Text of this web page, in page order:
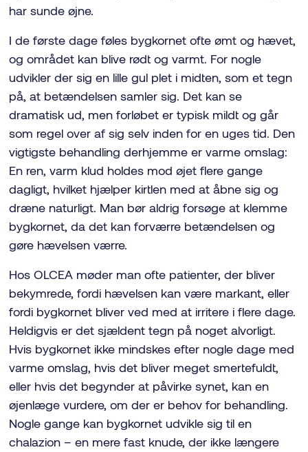
har sunde øjne.
I de første dage føles bygkornet ofte ømt og hævet,
og området kan blive rødt og varmt. For nogle
udvikler der sig en lille gul plet i midten, som et tegn
på, at betændelsen samler sig. Det kan se
dramatisk ud, men forløbet er typisk mildt og går
som regel over af sig selv inden for en uges tid. Den
vigtigste behandling derhjemme er varme omslag:
En ren, varm klud holdes mod øjet flere gange
dagligt, hvilket hjælper kirtlen med at åbne sig og
dræne naturligt. Man bør aldrig forsøge at klemme
bygkornet, da det kan forværre betændelsen og
gøre hævelsen værre.
Hos OLCEA møder man ofte patienter, der bliver
bekymrede, fordi hævelsen kan være markant, eller
fordi bygkornet bliver ved med at irritere i flere dage.
Heldigvis er det sjældent tegn på noget alvorligt.
Hvis bygkornet ikke mindskes efter nogle dage med
varme omslag, hvis det bliver meget smertefuldt,
eller hvis det begynder at påvirke synet, kan en
øjenlæge vurdere, om der er behov for behandling.
Nogle gange kan bygkornet udvikle sig til en
chalazion – en mere fast knude, der ikke længere